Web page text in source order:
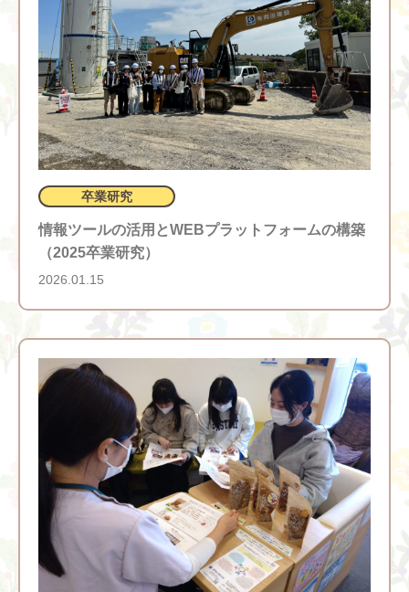
卒業研究
情報ツールの活用とWEBプラットフォームの構築
（2025卒業研究）
2026.01.15